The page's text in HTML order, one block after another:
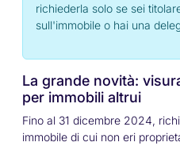
richiederla solo se sei
sull'immobile o hai una
La grande novità:
per immobili altrui
Fino al 31 dicembre 2024,
immobile di cui non eri